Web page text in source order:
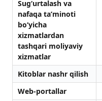
Sug‘urtalash va
nafaqa ta’minoti
bo‘yicha
xizmatlardan
tashqari moliyaviy
xizmatlar
Kitoblar nashr qilish
Web-portаllаr